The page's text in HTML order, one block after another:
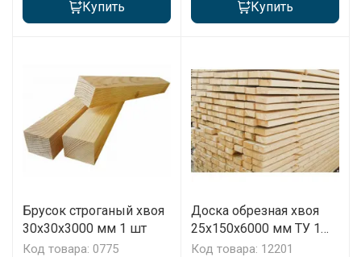
Купить Купить
Брусок строганый хвоя
30x30x3000 мм 1 шт
Код товара: 0775
Доска обрезная хвоя
25х150х6000 мм ТУ 1
сорт 1 м3
Код товара: 12201